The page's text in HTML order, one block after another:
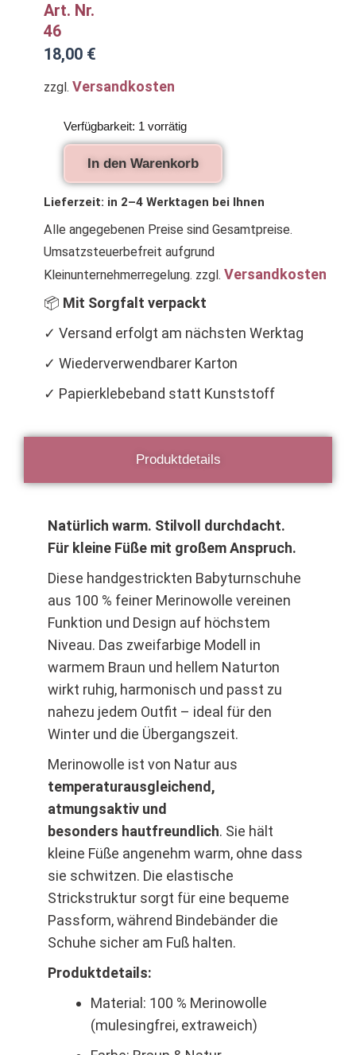
Art. Nr.
46
18,00 €
zzgl. Versandkosten
Verfügbarkeit: 1 vorrätig
Handgestrickte
Babyturnschuhe
aus
Merinowolle
–
Braun
Natur
Menge
In den Warenkorb
Lieferzeit: in 2–4 Werktagen bei Ihnen
Alle angegebenen Preise sind Gesamtpreise.
Umsatzsteuerbefreit aufgrund
Kleinunternehmerregelung. zzgl. Versandkosten
📦 Mit Sorgfalt verpackt
✓ Versand erfolgt am nächsten Werktag
✓ Wiederverwendbarer Karton
✓ Papierklebeband statt Kunststoff
Produktdetails
Natürlich warm. Stilvoll durchdacht.
Für kleine Füße mit großem Anspruch.
Diese handgestrickten Babyturnschuhe
aus 100 % feiner Merinowolle vereinen
Funktion und Design auf höchstem
Niveau. Das zweifarbige Modell in
warmem Braun und hellem Naturton
wirkt ruhig, harmonisch und passt zu
nahezu jedem Outfit – ideal für den
Winter und die Übergangszeit.
Merinowolle ist von Natur aus
temperaturausgleichend,
atmungsaktiv und
besonders hautfreundlich. Sie hält
kleine Füße angenehm warm, ohne dass
sie schwitzen. Die elastische
Strickstruktur sorgt für eine bequeme
Passform, während Bindebänder die
Schuhe sicher am Fuß halten.
Produktdetails:
Material: 100 % Merinowolle
(mulesingfrei, extraweich)